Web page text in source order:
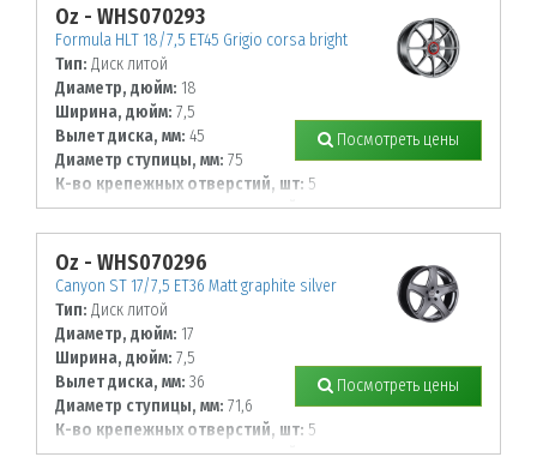
Oz - WHS070293
Formula HLT 18/7,5 ET45 Grigio corsa bright
Тип: Диск литой
Диаметр, дюйм: 18
Ширина, дюйм: 7,5
Вылет диска, мм: 45
Диаметр ступицы, мм: 75
К-во крепежных отверстий, шт: 5
Диаметр располож. отверстий, мм:
108
Посмотреть цены
Oz - WHS070296
Canyon ST 17/7,5 ET36 Matt graphite silver
Тип: Диск литой
Диаметр, дюйм: 17
Ширина, дюйм: 7,5
Вылет диска, мм: 36
Диаметр ступицы, мм: 71,6
К-во крепежных отверстий, шт: 5
Диаметр располож. отверстий, мм:
Посмотреть цены